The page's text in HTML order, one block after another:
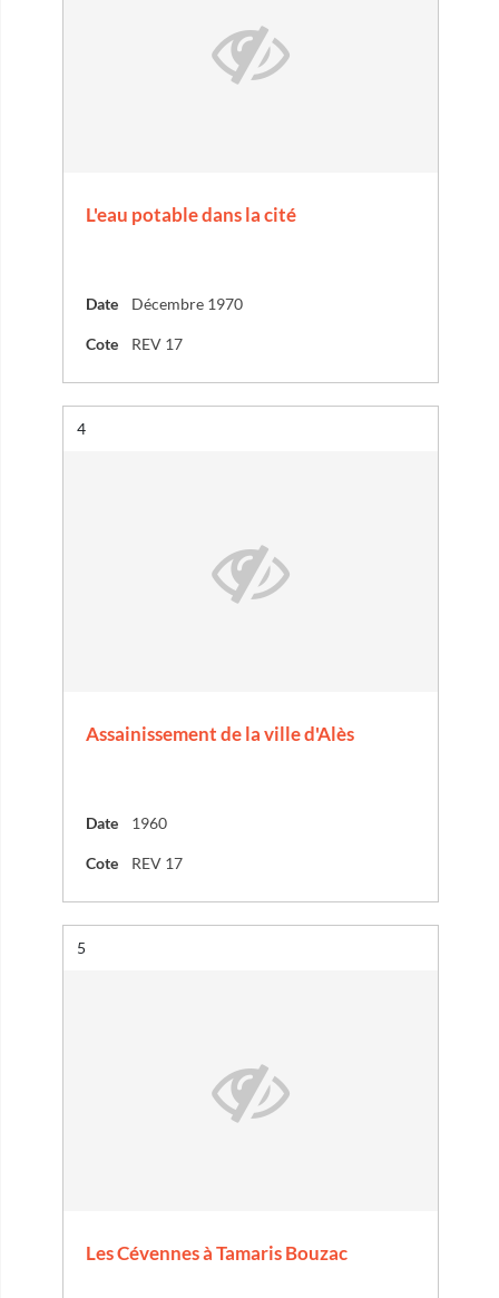
L'eau potable dans la cité
Date Décembre 1970
Cote REV 17
Résultat n°
4
Assainissement de la ville d'Alès
Date 1960
Cote REV 17
Résultat n°
5
Les Cévennes à Tamaris Bouzac